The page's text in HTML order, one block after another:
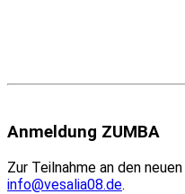
Anmeldung ZUMBA
Zur Teilnahme an den
info@vesalia08.de.